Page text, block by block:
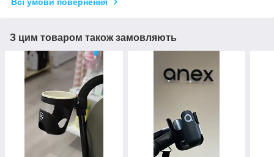
Всі умови повернення
З цим товаром також замовляють